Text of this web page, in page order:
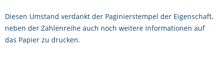
Diesen Umstand verdankt der Paginierstempel der Eigenschaft,
neben der Zahlenreihe auch noch weitere Informationen auf
das Papier zu drucken.